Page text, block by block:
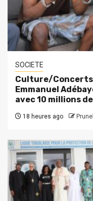
SOCIETE
Culture/Concerts
Emmanuel
avec 10 millions
18 heures ago